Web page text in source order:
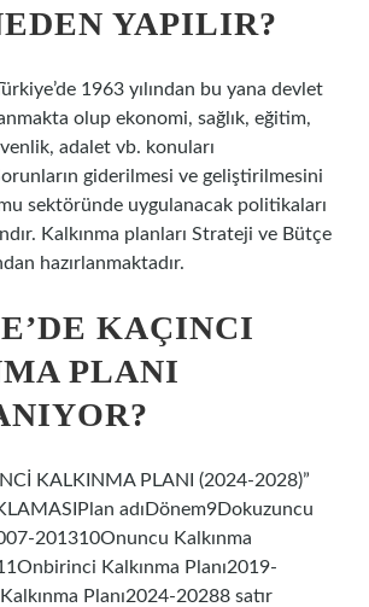
YAPILIR?
1963 yılından bu yana devlet
olup ekonomi, sağlık, eğitim,
adalet vb. konuları
giderilmesi ve geliştirilmesini
sektöründe uygulanacak politikaları
Kalkınma planları Strateji ve Bütçe
hazırlanmaktadır.
KAÇINCI
PLANI
KALKINMA PLANI (2024-2028)”
adıDönem9Dokuzuncu
201310Onuncu Kalkınma
Kalkınma Planı2019-
Planı2024-20288 satır